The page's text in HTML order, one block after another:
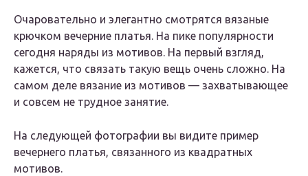
Очаровательно и элегантно смотрятся вязаные
крючком вечерние платья. На пике популярности
сегодня наряды из мотивов. На первый взгляд,
кажется, что связать такую вещь очень сложно. На
самом деле вязание из мотивов — захватывающее
и совсем не трудное занятие.
На следующей фотографии вы видите пример
вечернего платья, связанного из квадратных
мотивов.